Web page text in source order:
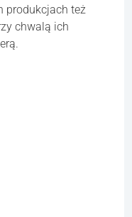
produkcjach też
chwalą ich